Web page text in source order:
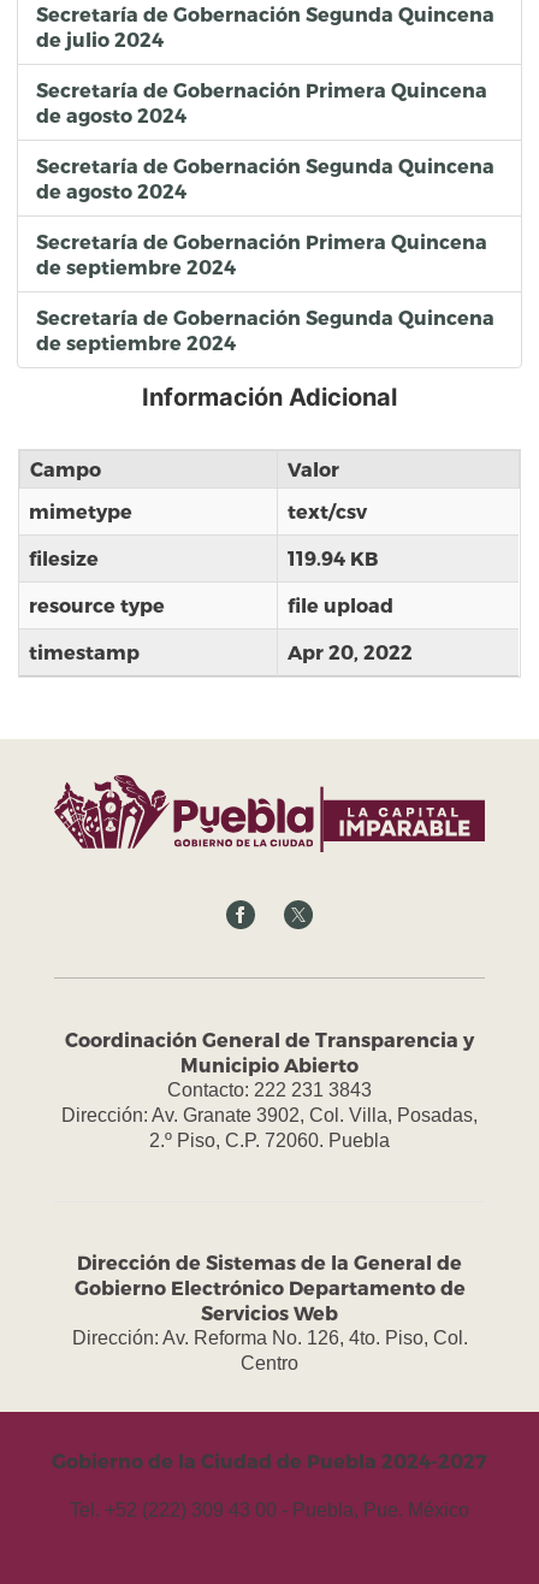
Secretaría de Gobernación Segunda Quincena
de julio 2024
Secretaría de Gobernación Primera Quincena
de agosto 2024
Secretaría de Gobernación Segunda Quincena
de agosto 2024
Secretaría de Gobernación Primera Quincena
de septiembre 2024
Secretaría de Gobernación Segunda Quincena
de septiembre 2024
Información Adicional
Campo
Valor
mimetype
text/csv
filesize 119.94 KB
resource type file upload
timestamp Apr 20, 2022
Coordinación General de Transparencia y
Municipio Abierto
Contacto: 222 231 3843
Dirección: Av. Granate 3902, Col. Villa, Posadas,
2.º Piso, C.P. 72060. Puebla
Dirección de Sistemas de la General de
Gobierno Electrónico Departamento de
Servicios Web
Dirección: Av. Reforma No. 126, 4to. Piso, Col.
Centro
Gobierno de la Ciudad de Puebla 2024-2027
Tel. +52 (222) 309 43 00 - Puebla, Pue. México